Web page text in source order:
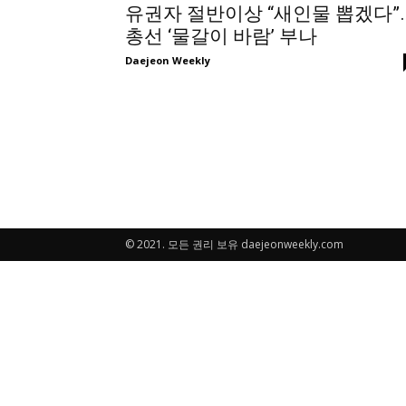
유권자 절반이상 “새인물 뽑겠다
총선 ‘물갈이 바람’ 부나
Daejeon Weekly
© 2021. 모든 권리 보유 daejeonweekly.com